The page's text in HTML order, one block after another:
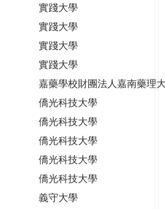
實踐大學
實踐大學
實踐大學
實踐大學
嘉藥學校財團法人嘉南藥理
僑光科技大學
僑光科技大學
僑光科技大學
僑光科技大學
僑光科技大學
義守大學